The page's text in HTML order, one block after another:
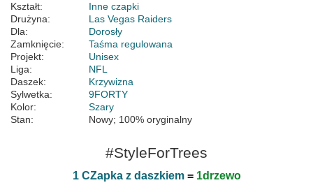
Kształt:
Inne czapki
Drużyna:
Las Vegas Raiders
Dla:
Dorosły
Zamknięcie:
Taśma regulowana
Projekt:
Unisex
Liga:
NFL
Daszek:
Krzywizna
Sylwetka:
9FORTY
Kolor:
Szary
Stan:
Nowy; 100% oryginalny
#StyleForTrees
1 CZapka z daszkiem= 1drzewo